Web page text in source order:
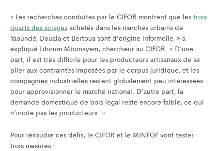
« Les recherches conduites par le CIFOR montrent que les trois
quarts des sciagesachetés dans les marchés urbains de
Yaoundé, Douala et Bertoua sont d’origine informelle, » a
expliqué Liboum Mbonayem, chercheur au CIFOR. « D’une
part, il est très difficile pour les producteurs artisanaux de se
plier aux contraintes imposées par le corpus juridique, et les
compagnies industrielles restent globalement peu intéressées
pour approvisionner le marché national. D’autre part, la
demande domestique de bois légal reste encore faible, ce qui
n’incite pas les producteurs. »
Pour résoudre ces défis, le CIFOR et le MINFOF vont tester
trois mesures :